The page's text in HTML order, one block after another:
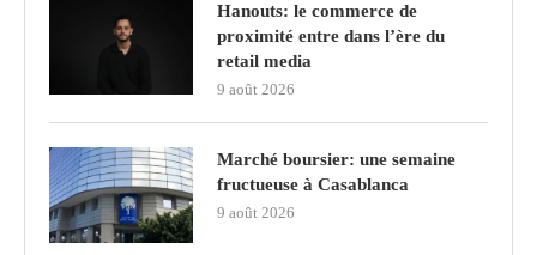
Hanouts: le commerce de
proximité entre dans l’ère du
retail media
9 août 2026
Marché boursier: une semaine
fructueuse à Casablanca
9 août 2026